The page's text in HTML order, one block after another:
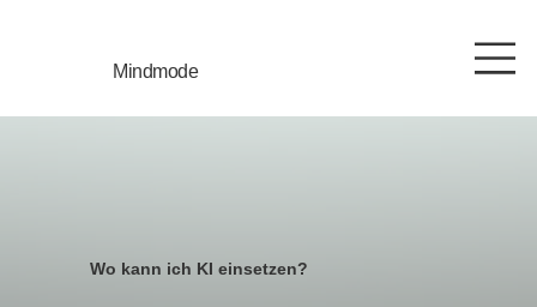
Mindmode
Wo kann ich KI einsetzen?